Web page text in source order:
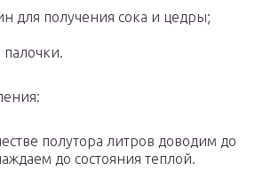
для получения сока и цедры;
палочки.
полутора литров доводим до
до состояния теплой.